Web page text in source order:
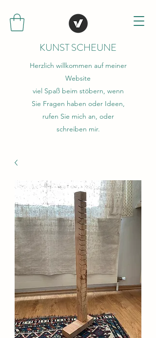
KUNST SCHEUNE
Herzlich willkommen auf meiner
Website
viel Spaß beim stöbern, wenn
Sie Fragen haben oder Ideen,
rufen Sie mich an, oder
schreiben mir.